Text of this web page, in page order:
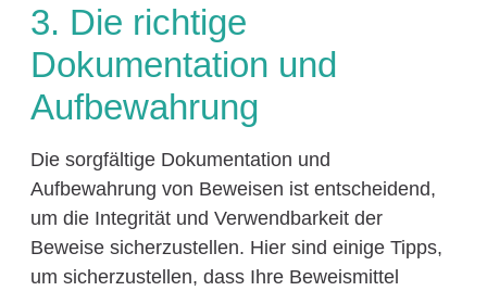
3. Die richtige
Dokumentation und
Aufbewahrung
Die sorgfältige Dokumentation und
Aufbewahrung von Beweisen ist entscheidend,
um die Integrität und Verwendbarkeit der
Beweise sicherzustellen. Hier sind einige Tipps,
um sicherzustellen, dass Ihre Beweismittel